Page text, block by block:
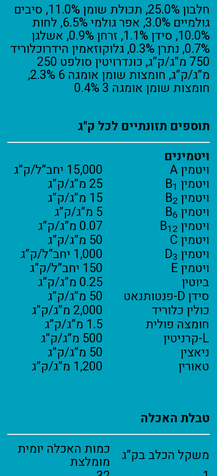
חלבון 25.0%, תכולת שומן 11.0%, סיבים
גולמיים 3.0%, אפר גולמי 6.5%, לחות
10.0%, סידן 1.1%, זרחן 0.9%, אשלגן
0.7%, נתרן 0.3%, גלוקוזאמין הידרוכלוריד
750 מ”ג/ק”ג, כונדרויטין סולפט 250
מ”ג/ק”ג, חומצות שומן אומגה 6 2.3%,
חומצות שומן אומגה 3 0.4%
תוספים תזונתיים לכל ק"ג
ויטמינים
ויטמין A 15,000 יחב”ל/ק”ג
ויטמין B 1 25 מ”ג/ק”ג
ויטמין B 2 15 מ”ג/ק”ג
ויטמין B 6 5 מ”ג/ק”ג
ויטמין B 12 0.07 מ”ג/ק”ג
ויטמין C 50 מ”ג/ק”ג
ויטמין D 3 1,000 יחב”ל/ק”ג
ויטמין E 150 יחב”ל/ק”ג
ביוטין 0.25 מ”ג/ק”ג
סידן D-פנטותנאט 50 מ”ג/ק”ג
כולין כלוריד 2,000 מ”ג/ק”ג
חומצה פולית 1.5 מ”ג/ק”ג
L-קרניטין 500 מ”ג/ק”ג
ניאצין 50 מ”ג/ק”ג
טאורין 1,200 מ”ג/ק”ג
טבלת האכלה
משקל הכלב בק”ג כמות האכלה יומית
מומלצת